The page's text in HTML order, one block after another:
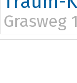
Grasweg